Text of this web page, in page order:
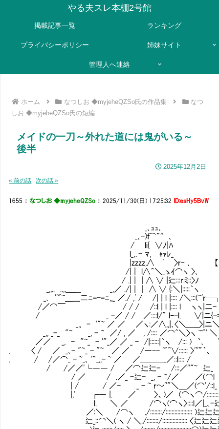
やる夫スレ本棚2号館
掲載記事一覧 ランキング
プライバシーポリシー 姉妹サイト
管理人へ連絡
ホーム なつしお ◆myjeheQZSo氏の作品集
なつ
しお ◆myjeheQZSo氏の短編
メイドの一刀～外れた道には鬼がいる～
後半
2025年12月2日
« 前の話 次の話 »
1655 ：なつしお ◆myjeheQZSo ：2025/11/30(日) 17:25:32 ID:esHy5BvW
_､ｭｭ､
_､-)f^~"'' ､
/ li{ ∨ﾉ|ﾊ
l_,､- ﾏ, ｬｧﾚ_
|zzzz,∧ ' 〉r‐ ､ 【メイドの一刀～
/| | l∧＾＼_
/ .| | | ∧ ∨ |辷
_,,.. ..,,_＿__ _,／ ./| |
_､ ''"~＿___二ﾆ=-=ﾆ,,_ ／./ ,'
/／⌒￣ / / / /::l | l |:::: l ヽ
/ _ -／ / / ／::::l/" lｰ-l. ∨|ニ{-=ﾆﾆ=-
_,, - '"~ ／ ／ ／ヽ:／∧,,|､〈＼＿__〉|ニ＼
_,, _-_ "~ _, - ~ ／/ , ／ , /:::: ／⌒^＼〉ヽ
／／ _, - "~_ - '"_／ ／ _ - /|::::::|｀
. 〈 / ／ _､- "~_ - "~ ／ ／ /―-- '"^∨:::::: 〉'''"
. / /／⌒_ - ~_､ '"_,,- ~ ／ ／＿＿＿_／
/ /／／'└―― / ／⌒辷辷- /:::／''"~ 辷_
/ ／ / .／_ -辷- _, - ~/／ ／(⌒l .／┘⌒)ノ
| / / ／- _ - ~ r～''"＼＿／(⌒'/::l_ - ~::::::＼
|,' ┌― |. ／ 〉、)／ (⌒ヽ⌒/::::::::::::::::::::::::: ＼
l. ＼ ／ /⌒ヽ(⌒ヽ〉::::l／|_､-辷辷辷=-
／:＼ /⌒ヽ ./::::::::/:::::::::::::::::: )辷辷辷辷辷辷辷
辷_::⌒＼( ヽ / ＼./::::::::/::::::::::::::::: 〈辷辷辷辷辷